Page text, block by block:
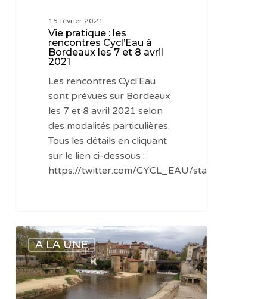
15 février 2021
Vie pratique : les
rencontres Cycl’Eau à
Bordeaux les 7 et 8 avril
2021
Les rencontres Cycl'Eau
sont prévues sur Bordeaux
les 7 et 8 avril 2021 selon
des modalités particulières.
Tous les détails en cliquant
sur le lien ci-dessous :
https://twitter.com/CYCL_EAU/status/
Vie
pratique
:
Cycl’Eau
:
A LA UNE